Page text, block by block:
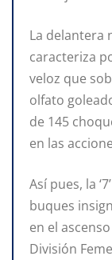
La delantera
caracteriza
veloz que
olfato
de 145
en las
Así pues, la
buques
en el
División